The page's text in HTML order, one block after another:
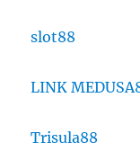
slot88
LINK
Trisula88